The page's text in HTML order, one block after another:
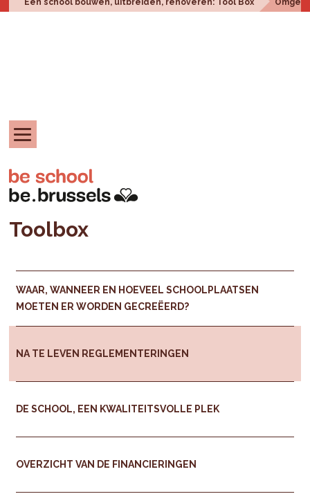
Een school bouwen, uitbreiden, renoveren: Tool Box
Toolbox
WAAR, WANNEER EN HOEVEEL SCHOOLPLAATSEN
MOETEN ER WORDEN GECREËERD?
NA TE LEVEN REGLEMENTERINGEN
DE SCHOOL, EEN KWALITEITSVOLLE PLEK
OVERZICHT VAN DE FINANCIERINGEN